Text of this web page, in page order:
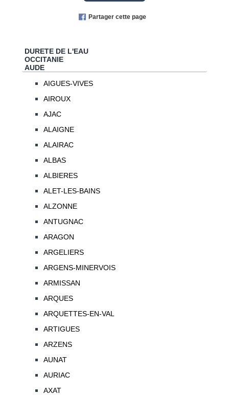
Partager cette page
DURETE DE L'EAU
OCCITANIE
AUDE
AIGUES-VIVES
AIROUX
AJAC
ALAIGNE
ALAIRAC
ALBAS
ALBIERES
ALET-LES-BAINS
ALZONNE
ANTUGNAC
ARAGON
ARGELIERS
ARGENS-MINERVOIS
ARMISSAN
ARQUES
ARQUETTES-EN-VAL
ARTIGUES
ARZENS
AUNAT
AURIAC
AXAT